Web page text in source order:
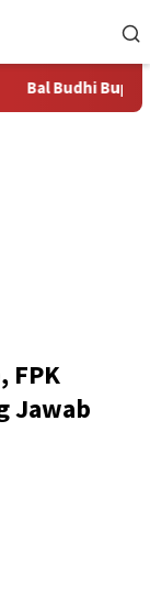
Budhi Bupati Cup
FPK
Jawab